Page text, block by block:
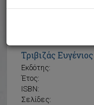
Τριβιζάς Ευγένιος
Εκδότης:
Έτος:
ISBN:
Σελίδες: